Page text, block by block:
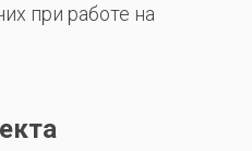
при работе на